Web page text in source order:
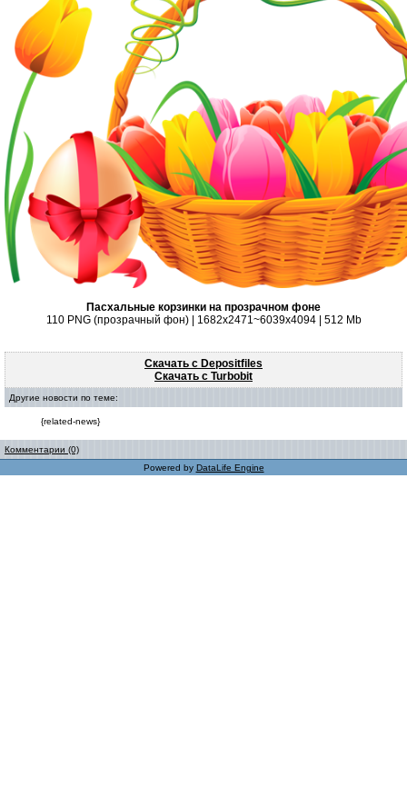
Пасхальные корзинки на прозрачном фоне
110 PNG (прозрачный фон) | 1682х2471~6039х4094 | 512 Mb
Скачать с Depositfiles
Скачать с Turbobit
Другие новости по теме:
{related-news}
Комментарии (0)
Powered by DataLife Engine